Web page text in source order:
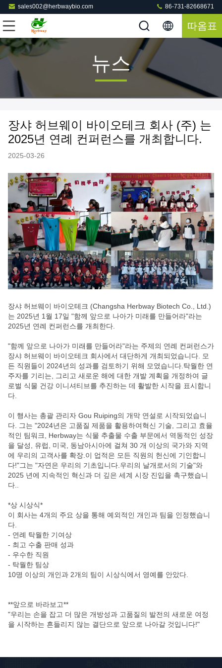
sales002@herbwaybio.com 86-731-82668671
따옴표
뉴스
장샤 허브웨이 바이오테크 회사 (주) 는
2025년 연례 컨퍼런스를 개최합니다.
2025-03-26
장샤 허브웨이 바이오테크 (Changsha Herbway Biotech Co., Ltd.)
는 2025년 1월 17일 "함께 앞으로 나아가 미래를 만들어라"라는
2025년 연례 컨퍼런스를 개최한다.
"함께 앞으로 나아가 미래를 만들어라"라는 주제의 연례 컨퍼런스가
장샤 허브웨이 바이오테크 회사에서 대단하게 개최되었습니다. 모
든 직원들이 2024년의 성과를 검토하기 위해 모였습니다.탁월한 연
주자를 기리는, 그리고 새로운 해에 대한 개발 계획을 개정하여 글
로벌 식물 건강 이니셔티브를 추진하는 데 활발한 시작을 표시합니
다.
이 행사는 총괄 관리자 Gou Ruiping의 개막 연설로 시작되었습니
다. 그는 "2024년은 고품질 제품을 활용하여혁신 기술, 그리고 효율
적인 팀워크, Herbway는 식물 추출물 수출 부문에서 역동적인 성장
을 달성, 유럽, 미국, 동남아시아에 걸쳐 30 개 이상의 국가와 지역
에 우리의 고객사를 확장.이 업적은 모든 직원의 헌신에 기인합니
다!"그는 "자연은 우리의 기초입니다.우리의 날개로서의 기술"와
2025 년에 지속적인 혁신과 더 깊은 세계 시장 진입을 촉구했습니
다..
*상 시상식*
이 회사는 4개의 주요 상을 통해 예외적인 개인과 팀을 인정했습니
다.
- 연례 탁월한 기여상
- 최고 수출 판매 성과
- 우수한 직원
- 탁월한 팀상
10명 이상의 개인과 2개의 팀이 시상식에서 영예를 안았다.
**앞으로 바라보고**
"우리는 손을 잡고 더 많은 개방성과 고품질의 발전의 새로운 여정
을 시작하는 흔들리지 않는 결단으로 앞으로 나아갈 것입니다!"